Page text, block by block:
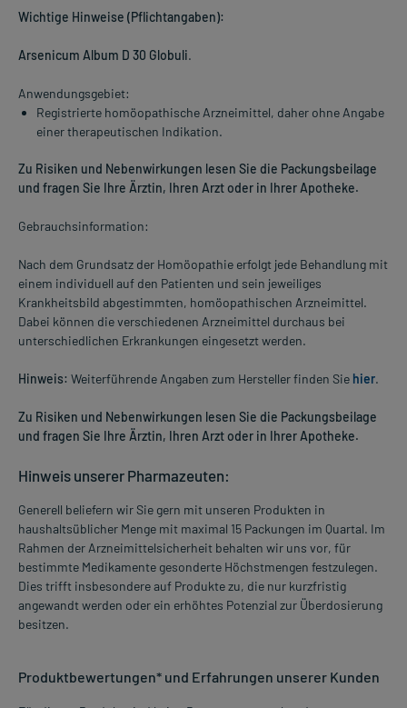
Wichtige Hinweise (Pflichtangaben):
Arsenicum Album D 30 Globuli.
Anwendungsgebiet:
Registrierte homöopathische Arzneimittel, daher ohne Angabe
einer therapeutischen Indikation.
Zu Risiken und Nebenwirkungen lesen Sie die Packungsbeilage
und fragen Sie Ihre Ärztin, Ihren Arzt oder in Ihrer Apotheke.
Gebrauchsinformation:
Nach dem Grundsatz der Homöopathie erfolgt jede Behandlung mit
einem individuell auf den Patienten und sein jeweiliges
Krankheitsbild abgestimmten, homöopathischen Arzneimittel.
Dabei können die verschiedenen Arzneimittel durchaus bei
unterschiedlichen Erkrankungen eingesetzt werden.
Hinweis: Weiterführende Angaben zum Hersteller finden Sie hier.
Zu Risiken und Nebenwirkungen lesen Sie die Packungsbeilage
und fragen Sie Ihre Ärztin, Ihren Arzt oder in Ihrer Apotheke.
Hinweis unserer Pharmazeuten:
Generell beliefern wir Sie gern mit unseren Produkten in
haushaltsüblicher Menge mit maximal 15 Packungen im Quartal. Im
Rahmen der Arzneimittelsicherheit behalten wir uns vor, für
bestimmte Medikamente gesonderte Höchstmengen festzulegen.
Dies trifft insbesondere auf Produkte zu, die nur kurzfristig
angewandt werden oder ein erhöhtes Potenzial zur Überdosierung
besitzen.
Produktbewertungen* und Erfahrungen unserer Kunden